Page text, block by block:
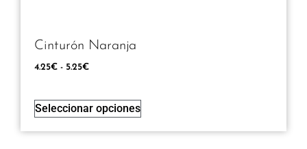
Cinturón Naranja
4.25€ - 5.25€
Seleccionar opciones